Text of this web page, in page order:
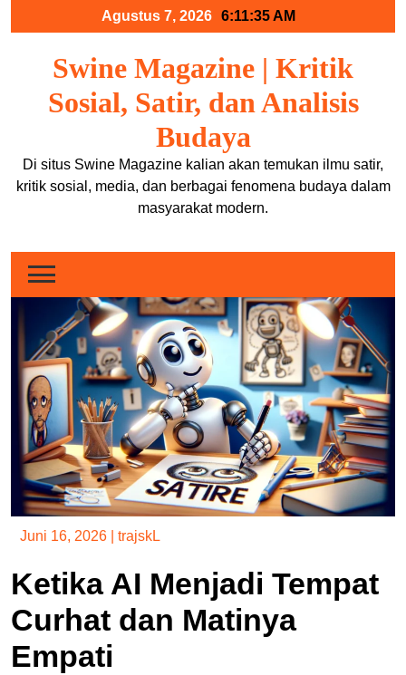
Agustus 7, 2026 6:11:35 AM
Swine Magazine | Kritik
Sosial, Satir, dan Analisis
Budaya
Di situs Swine Magazine kalian akan temukan ilmu satir,
kritik sosial, media, dan berbagai fenomena budaya dalam
masyarakat modern.
Juni 16, 2026 trajskL
Ketika AI Menjadi Tempat
Curhat dan Matinya
Empati